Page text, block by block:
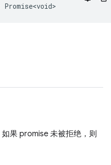
Promise<void>
果 promise 未被拒绝，则